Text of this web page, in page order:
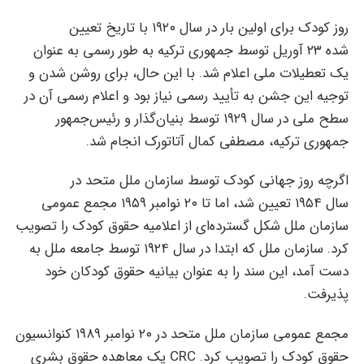
روز کودک برای اولین بار در سال ۱۹۲۰ با تاریخ تعیین
شده ۲۳ آوریل توسط جمهوری ترکیه به طور رسمی به عنوان
یک تعطیلات ملی اعلام شد. با این حال، برای روشن شدن و
توجیه این جشن به تأیید رسمی نیاز بود و اعلام رسمی آن در
سطح ملی در سال ۱۹۲۹ توسط بنیان‌گذار و رئیس‌جمهور
جمهوری ترکیه، مصطفی کمال آتاتورک انجام شد.
اگرچه روز جهانی کودک توسط سازمان ملل متحد در
سال ۱۹۵۴ تعیین شد، اما تا ۲۰ نوامبر ۱۹۵۹ مجمع عمومی
سازمان ملل شکل گسترده‌ای از اعلامیه حقوق کودک را تصویب
کرد. سازمان ملل که ابتدا در سال ۱۹۲۴ توسط جامعه ملل به
دست آمد، این سند را به عنوان بیانیه حقوق کودکان خود
پذیرفت.
مجمع عمومی سازمان ملل متحد در ۲۰ نوامبر ۱۹۸۹ کنوانسیون
حقوق کودک را تصویب کرد. CRC یک معاهده حقوق بشری